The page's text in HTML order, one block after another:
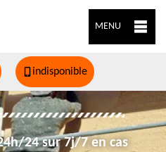
MENU
indisponible
24 sur 7j/7 en cas